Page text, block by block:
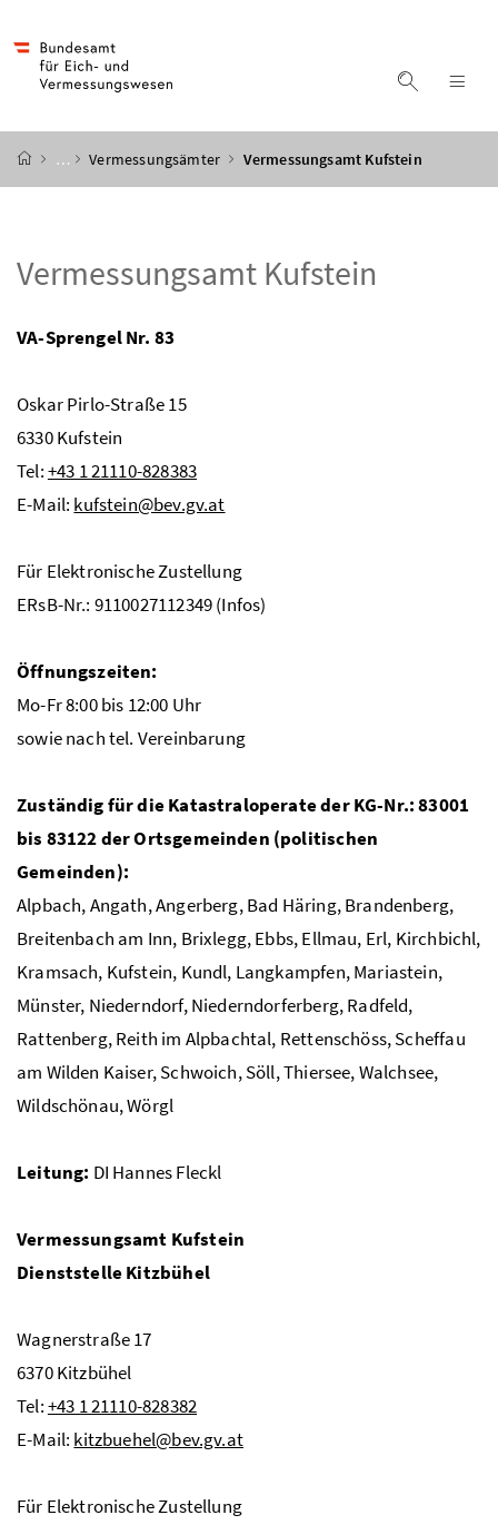
Suche
Startseite
… Vermessungsämter Vermessungsamt Kufstein
Vermessungsamt Kufstein
VA-Sprengel Nr. 83
Oskar Pirlo-Straße 15
6330 Kufstein
Tel:+43 1 21110-828383
E-Mail: kufstein@bev.gv.at
Für Elektronische Zustellung
ERsB-Nr.: 9110027112349 (Infos)
Öffnungszeiten:
Mo-Fr 8:00 bis 12:00 Uhr
sowie nach tel. Vereinbarung
Zuständig für die Katastraloperate der KG-Nr.: 83001
bis 83122 der Ortsgemeinden (politischen
Gemeinden):
Alpbach, Angath, Angerberg, Bad Häring, Brandenberg,
Breitenbach am Inn, Brixlegg, Ebbs, Ellmau, Erl, Kirchbichl,
Kramsach, Kufstein, Kundl, Langkampfen, Mariastein,
Münster, Niederndorf, Niederndorferberg, Radfeld,
Rattenberg, Reith im Alpbachtal, Rettenschöss, Scheffau
am Wilden Kaiser, Schwoich, Söll, Thiersee, Walchsee,
Wildschönau, Wörgl
Leitung: DI Hannes Fleckl
Vermessungsamt Kufstein
Dienststelle Kitzbühel
Wagnerstraße 17
6370 Kitzbühel
Tel:+43 1 21110-828382
E-Mail: kitzbuehel@bev.gv.at
Für Elektronische Zustellung